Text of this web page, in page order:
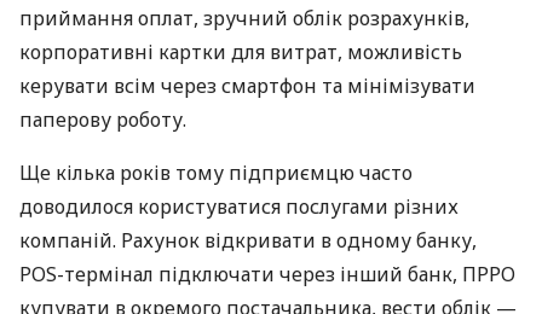
приймання оплат, зручний облік розрахунків,
корпоративні картки для витрат, можливість
керувати всім через смартфон та мінімізувати
паперову роботу.
Ще кілька років тому підприємцю часто
доводилося користуватися послугами різних
компаній. Рахунок відкривати в одному банку,
POS-термінал підключати через інший банк, ПРРО
купувати в окремого постачальника, вести облік —